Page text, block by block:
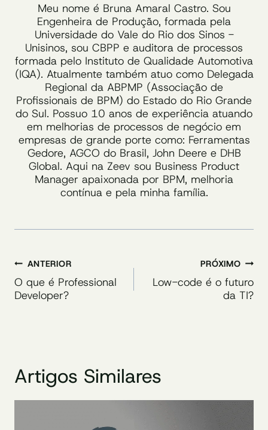
Meu nome é Bruna Amaral Castro. Sou
Engenheira de Produção, formada pela
Universidade do Vale do Rio dos Sinos -
Unisinos, sou CBPP e auditora de processos
formada pelo Instituto de Qualidade Automotiva
(IQA). Atualmente também atuo como Delegada
Regional da ABPMP (Associação de
Profissionais de BPM) do Estado do Rio Grande
do Sul. Possuo 10 anos de experiência atuando
em melhorias de processos de negócio em
empresas de grande porte como: Ferramentas
Gedore, AGCO do Brasil, John Deere e DHB
Global. Aqui na Zeev sou Business Product
Manager apaixonada por BPM, melhoria
contínua e pela minha família.
Navegação
de
Post
ANTERIOR
O que é Professional
Developer?
PRÓXIMO
Low-code é o futuro
da TI?
Artigos Similares